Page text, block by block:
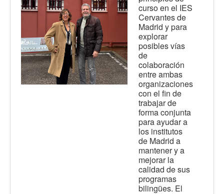
curso en el IES
Cervantes de
Madrid y para
explorar
posibles vías
de
colaboración
entre ambas
organizaciones
con el fin de
trabajar de
forma conjunta
para ayudar a
los institutos
de Madrid a
mantener y a
mejorar la
calidad de sus
programas
bilingües. El